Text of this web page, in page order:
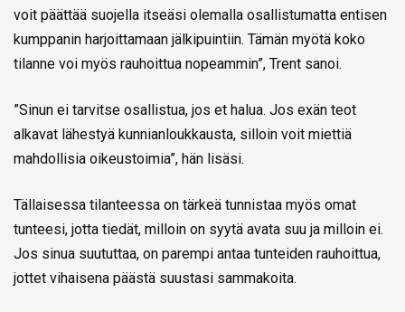
voit päättää suojella itseäsi olemalla osallistumatta entisen
kumppanin harjoittamaan jälkipuintiin. Tämän myötä koko
tilanne voi myös rauhoittua nopeammin”, Trent sanoi.
”Sinun ei tarvitse osallistua, jos et halua. Jos exän teot
alkavat lähestyä kunnianloukkausta, silloin voit miettiä
mahdollisia oikeustoimia”, hän lisäsi.
Tällaisessa tilanteessa on tärkeä tunnistaa myös omat
tunteesi, jotta tiedät, milloin on syytä avata suu ja milloin ei.
Jos sinua suututtaa, on parempi antaa tunteiden rauhoittua,
jottet vihaisena päästä suustasi sammakoita.